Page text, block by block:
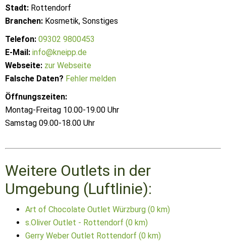
Stadt: Rottendorf
Branchen: Kosmetik, Sonstiges
Telefon: 09302 9800453
E-Mail: info@kneipp.de
Webseite: zur Webseite
Falsche Daten? Fehler melden
Öffnungszeiten:
Montag-Freitag 10.00-19.00 Uhr
Samstag 09.00-18.00 Uhr
Weitere Outlets in der
Umgebung (Luftlinie):
Art of Chocolate Outlet Würzburg (0 km)
s.Oliver Outlet - Rottendorf (0 km)
Gerry Weber Outlet Rottendorf (0 km)